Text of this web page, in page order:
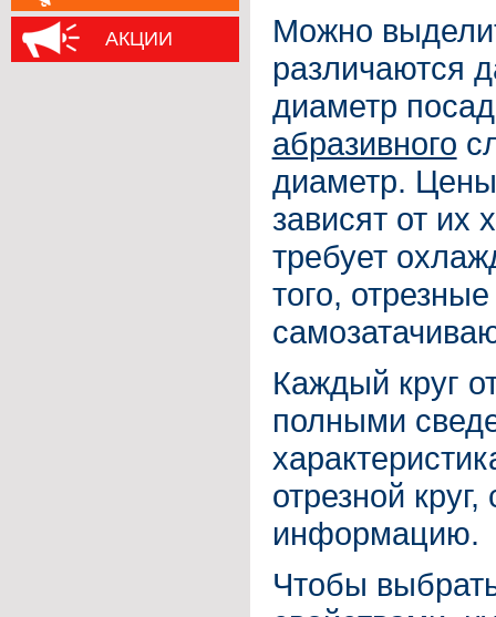
АКЦИИ
Можно
различаются
диаметр
абразивного
диаметр.
зависят от их
требует
того,
Каждый круг
полными
отрезной
информацию.
Чтобы